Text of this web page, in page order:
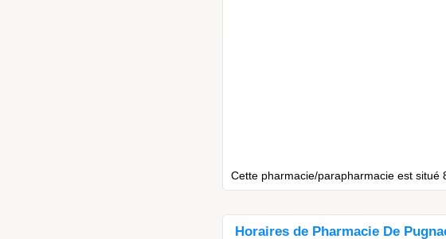
Cette pharmacie/parapharmacie est situé
Horaires de Pharmacie De